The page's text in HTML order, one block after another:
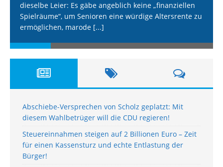
dieselbe Leier: Es gäbe angeblich keine „finanziellen
Spielräume“, um Senioren eine würdige Altersrente zu
ermöglichen, marode [...]
Abschiebe-Versprechen von Scholz geplatzt: Mit
diesem Wahlbetrüger will die CDU regieren!
Steuereinnahmen steigen auf 2 Billionen Euro – Zeit
für einen Kassensturz und echte Entlastung der
Bürger!